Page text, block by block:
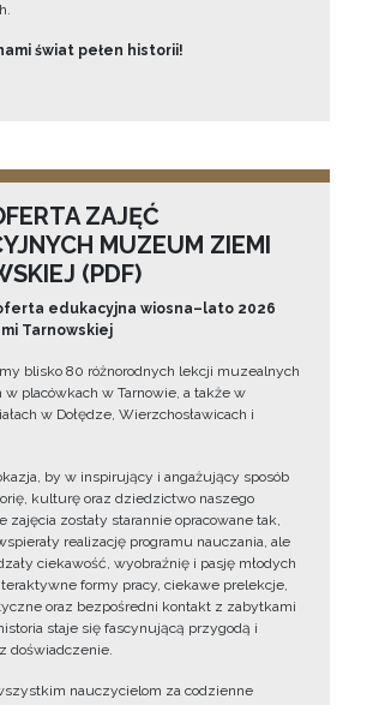
świat pełen historii!
ZAJĘĆ
MUZEUM ZIEMI
(PDF)
edukacyjna wiosna–lato 2026
Tarnowskiej
blisko 80 różnorodnych lekcji muzealnych
w placówkach w Tarnowie, a także w
w Dołędze, Wierzchosławicach i
by w inspirujący i angażujący sposób
kulturę oraz dziedzictwo naszego
zajęcia zostały starannie opracowane tak,
realizację programu nauczania, ale
ciekawość, wyobraźnię i pasję młodych
formy pracy, ciekawe prelekcje,
oraz bezpośredni kontakt z zabytkami
staje się fascynującą przygodą i
doświadczenie.
nauczycielom za codzienne